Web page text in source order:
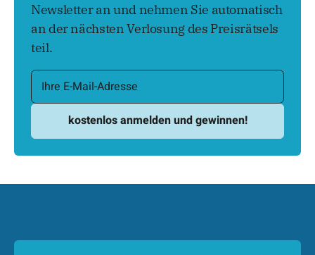
Newsletter an und nehmen Sie automatisch
an der nächsten Verlosung des Preisrätsels
teil.